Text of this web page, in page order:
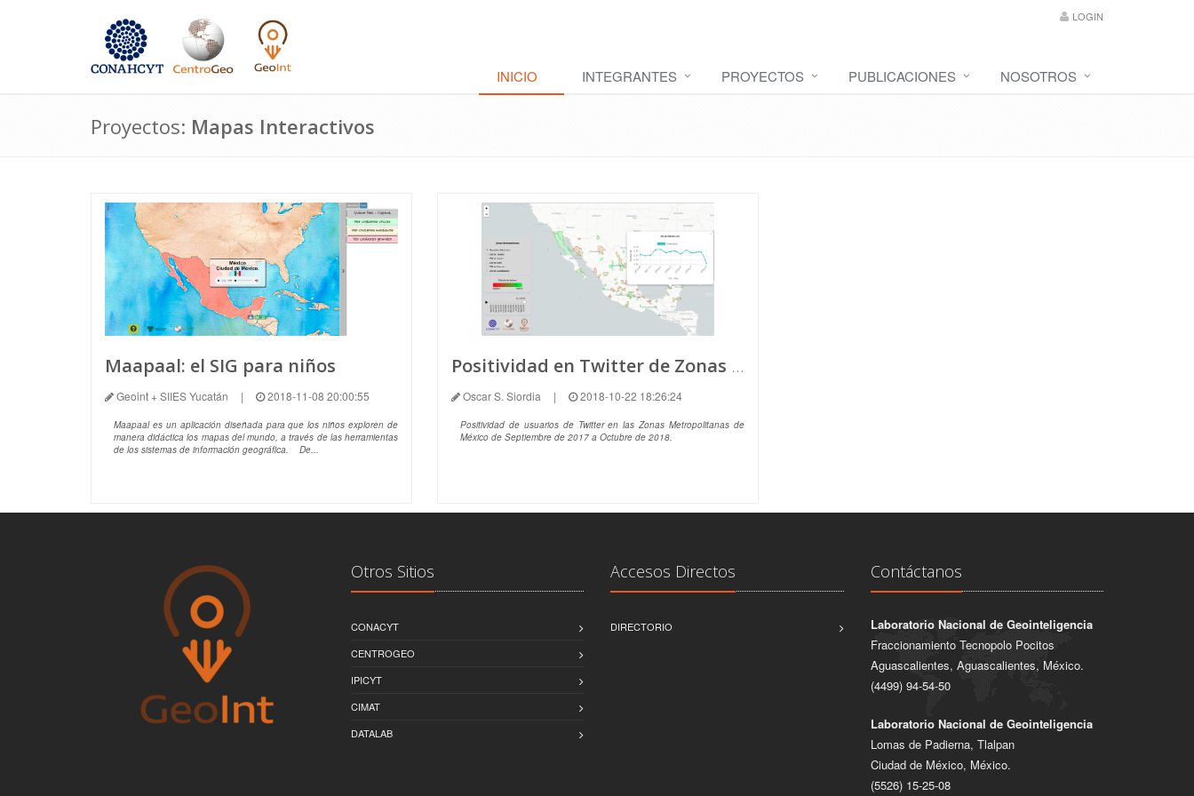
LOGIN
INICIO INTEGRANTES PROYECTOS PUBLICACIONES NOSOTROS
Proyectos: Mapas Interactivos
Maapaal: el SIG para niños
Geoint + SIIES Yucatán | 2018-11-08 20:00:55
Maapaal es un aplicación diseñada para que los niños exploren de
manera didáctica los mapas del mundo, a través de las herramientas
de los sistemas de información geográfica. De...
Positividad en Twitter de Zonas Metropolitanas (ZM) en México
Oscar S. Siordia | 2018-10-22 18:26:24
Positividad de usuarios de Twitter en las Zonas Metropolitanas de
México de Septiembre de 2017 a Octubre de 2018.
Otros Sitios
CONACYT
CENTROGEO
IPICYT
CIMAT
DATALAB
Accesos Directos
DIRECTORIO
Contáctanos
Laboratorio Nacional de Geointeligencia
Fraccionamiento Tecnopolo Pocitos
Aguascalientes, Aguascalientes, México.
(4499) 94-54-50
Laboratorio Nacional de Geointeligencia
Lomas de Padierna, Tlalpan
Ciudad de México, México.
(5526) 15-25-08